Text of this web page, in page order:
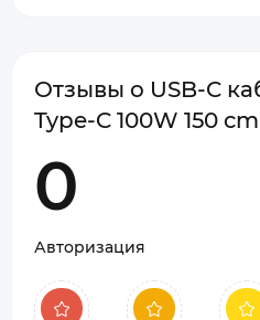
Отзывы о USB-C
Type-C 100W 150
0
Авторизация